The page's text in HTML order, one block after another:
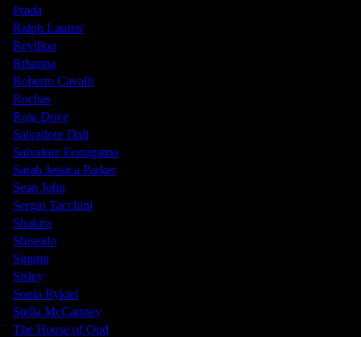
Prada
Ralph Lauren
Revillon
Rihanna
Roberto Cavalli
Rochas
Roja Dove
Salvadore Dali
Salvatore Ferragamo
Sarah Jessica Parker
Sean John
Sergio Tacchini
Shakira
Shiseido
Simimi
Sisley
Sonia Rykiel
Stella McCartney
The House of Oud